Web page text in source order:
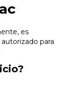
es
para